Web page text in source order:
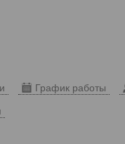
График работы